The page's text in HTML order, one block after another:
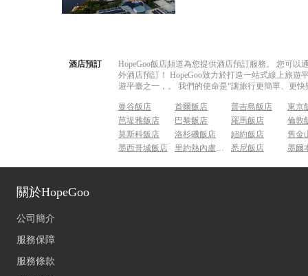
酒店預訂
HopeGoo飯店頻道為您提供酒店預訂服務。 您可
外酒店預訂！ HopeGoo致力於打造一站式線上旅
遊平臺之一，。 我們的使命是“讓旅行更簡單、更
曼谷飯店 首爾飯店 普吉島飯店
東京
芭堤雅飯店
巴黎飯店 羅馬飯店
倫敦
莫斯科飯店
洛杉磯飯店 紐約飯店
舊金
墨西哥城飯店
里約熱內盧飯店 悉尼飯店 墨爾
關於HopeGoo
公司簡介
服務保障
服務條款